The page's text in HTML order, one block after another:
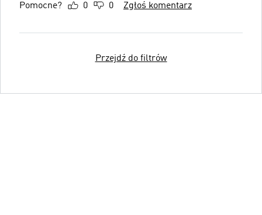
Pomocne? 0 0 Zgłoś komentarz
Przejdź do filtrów